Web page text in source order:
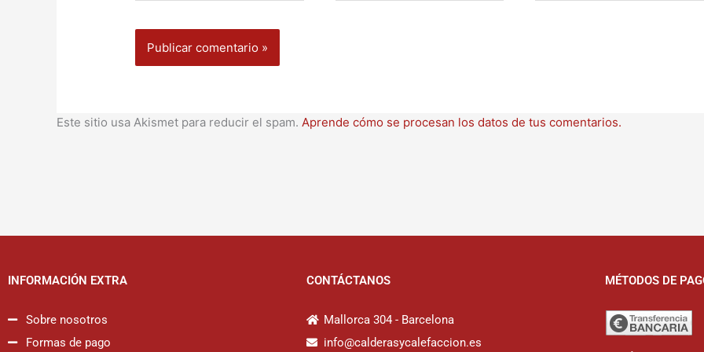
Este sitio usa Akismet para reducir el spam. Aprende cómo se procesan los datos de tus comentarios.
INFORMACIÓN EXTRA
Sobre nosotros
Formas de pago
CONTÁCTANOS
Mallorca 304 - Barcelona
info@calderasycalefaccion.es
MÉTODOS DE